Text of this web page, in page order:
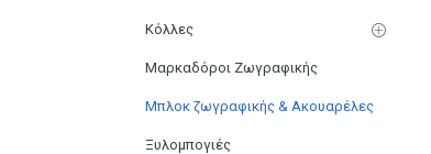
Κόλλες
Μαρκαδόροι Ζωγραφικής
Μπλοκ ζωγραφικής & Ακουαρέλες
Ξυλομπογιές